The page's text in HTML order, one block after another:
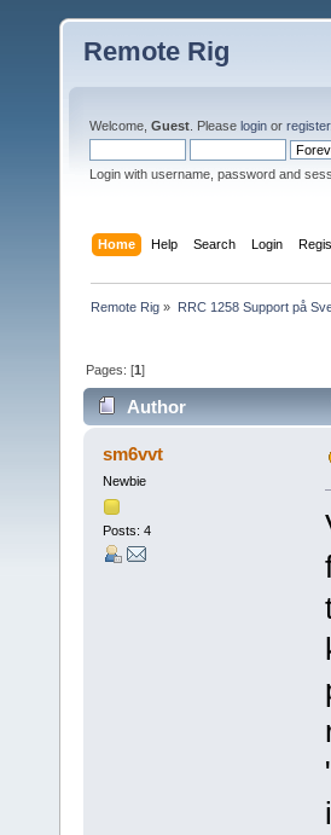
Remote Rig
Welcome, Guest . Please login or register.
Login with username, password and
Home Help Search Login
Remote Rig » RRC 1258 Support på
Pages: [1]
Author
sm6vvt
Newbie
Posts: 4